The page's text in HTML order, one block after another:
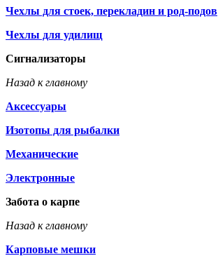
Чехлы для стоек, перекладин и род-подов
Чехлы для удилищ
Сигнализаторы
Назад к главному
Аксессуары
Изотопы для рыбалки
Механические
Электронные
Забота о карпе
Назад к главному
Карповые мешки